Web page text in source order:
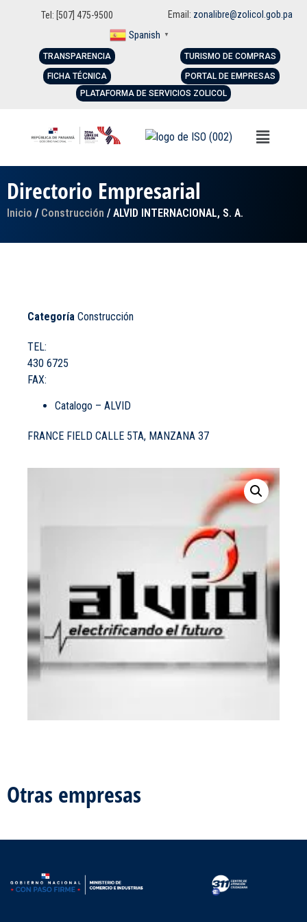
Tel: [507] 475-9500 Email: zonalibre@zolicol.gob.pa
Spanish ▼
TRANSPARENCIA
FICHA TÉCNICA
TURISMO DE COMPRAS
PORTAL DE EMPRESAS
PLATAFORMA DE SERVICIOS ZOLICOL
Directorio Empresarial
Inicio / Construcción / ALVID INTERNACIONAL, S. A.
Categoría Construcción
TEL:
430 6725
FAX:
Catalogo – ALVID
FRANCE FIELD CALLE 5TA, MANZANA 37
Otras empresas